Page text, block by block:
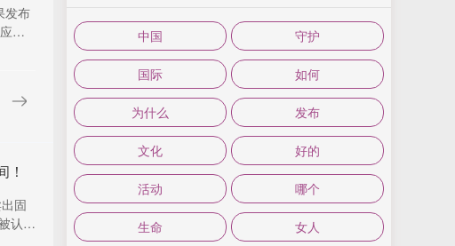
发布
商
！
固
认为
中国 守护
国际 如何
为什么 发布
文化 好的
活动 哪个
生命 女人